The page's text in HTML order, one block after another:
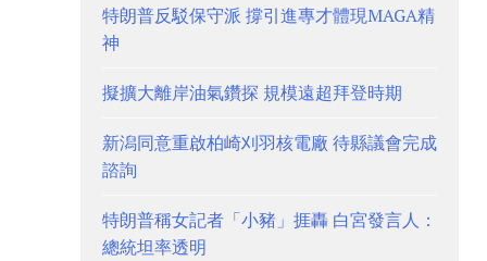
特朗普反駁保守派 撐引進專才體現MAGA精
神
擬擴大離岸油氣鑽探 規模遠超拜登時期
新潟同意重啟柏崎刈羽核電廠 待縣議會完成
諮詢
特朗普稱女記者「小豬」捱轟 白宮發言人：
總統坦率透明